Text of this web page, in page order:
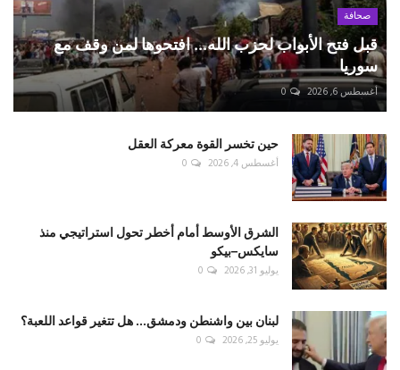
صحافة
قبل فتح الأبواب لحزب الله... افتحوها لمن وقف مع
سوريا
أغسطس 6, 2026 0
حين تخسر القوة معركة العقل
أغسطس 4, 2026 0
الشرق الأوسط أمام أخطر تحول استراتيجي منذ
سايكس–بيكو
يوليو 31, 2026 0
لبنان بين واشنطن ودمشق... هل تتغير قواعد اللعبة؟
يوليو 25, 2026 0